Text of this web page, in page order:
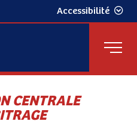
Accessibilité
CENTRALE